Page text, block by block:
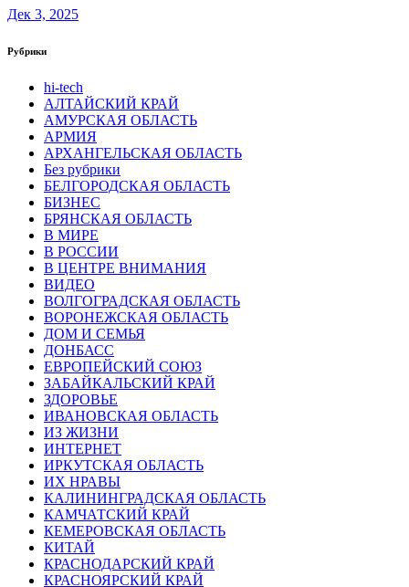
Дек 3, 2025
Рубрики
hi-tech
АЛТАЙСКИЙ КРАЙ
АМУРСКАЯ ОБЛАСТЬ
АРМИЯ
АРХАНГЕЛЬСКАЯ ОБЛАСТЬ
Без рубрики
БЕЛГОРОДСКАЯ ОБЛАСТЬ
БИЗНЕС
БРЯНСКАЯ ОБЛАСТЬ
В МИРЕ
В РОССИИ
В ЦЕНТРЕ ВНИМАНИЯ
ВИДЕО
ВОЛГОГРАДСКАЯ ОБЛАСТЬ
ВОРОНЕЖСКАЯ ОБЛАСТЬ
ДОМ И СЕМЬЯ
ДОНБАСС
ЕВРОПЕЙСКИЙ СОЮЗ
ЗАБАЙКАЛЬСКИЙ КРАЙ
ЗДОРОВЬЕ
ИВАНОВСКАЯ ОБЛАСТЬ
ИЗ ЖИЗНИ
ИНТЕРНЕТ
ИРКУТСКАЯ ОБЛАСТЬ
ИХ НРАВЫ
КАЛИНИНГРАДCКАЯ ОБЛАСТЬ
КАМЧАТСКИЙ КРАЙ
КЕМЕРОВСКАЯ ОБЛАСТЬ
КИТАЙ
КРАСНОДАРСКИЙ КРАЙ
КРАСНОЯРСКИЙ КРАЙ